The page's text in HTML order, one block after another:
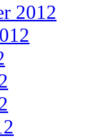
2012